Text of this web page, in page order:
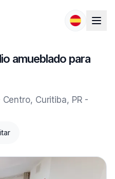
amueblado para
Curitiba, PR -